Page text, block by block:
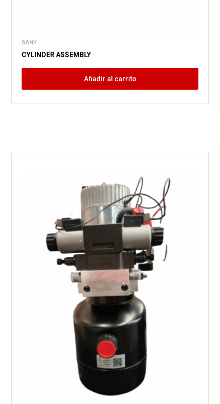
SANY
CYLINDER ASSEMBLY
Añadir al carrito